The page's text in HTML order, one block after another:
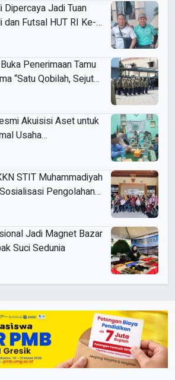
Dipercaya Jadi Tuan
dan Futsal HUT RI Ke-
Penerimaan Tamu
“Satu Qobilah, Sejuta
Akuisisi Aset untuk
Usaha
STIT Muhammadiyah
Pengolahan
Jadi Magnet Bazar
Suci Sedunia